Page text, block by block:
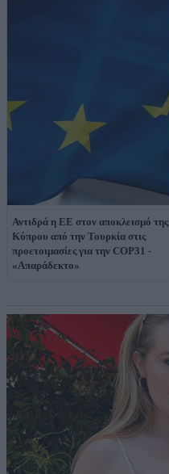
Αντιδρά η ΕΕ στον αποκλεισμό της
Κύπρου από την Τουρκία στις
προετοιμασίες για την COP31 -
«Απαράδεκτο»